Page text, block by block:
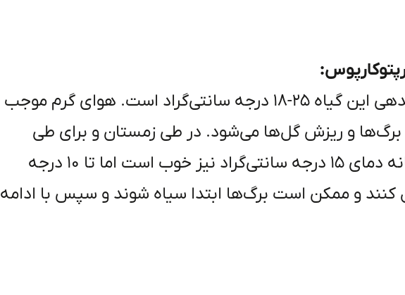
دمای مناسب برای رشد و گلدهی این گیاه ۲۵-۱۸ درجه سانتی‌گراد است. هوای گرم موجب
و ریزش گل‌ها می‌شود. در طی زمستان و برای طی
کردن دوران استراحت زمستانه دمای ۱۵ درجه سانتی‌گراد نیز خوب است اما تا ۱۰ درجه
کنند و ممکن است برگ‌ها ابتدا سیاه شوند و سپس با ادامه